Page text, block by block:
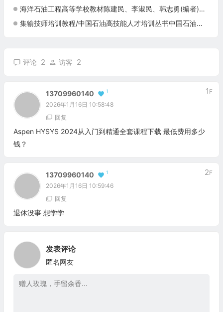
海洋石油工程高等学校教材陈建民、李淑民、韩志勇(编者)现货9787518306015
集输技师培训教程/中国石油高技能人才培训丛书中国石油天然气集团公司人事部(作者)
评论 2 访客 2
13709960140 1
2026年1月16日 10:58:48
1 F
回复
Aspen HYSYS 2024从入门到精通全套课程下载 最低费用多少
钱？
13709960140 1
2026年1月16日 10:59:46
2F
回复
退休没事 想学学
发表评论
匿名网友